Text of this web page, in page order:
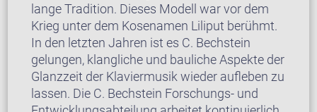
lange Tradition. Dieses Modell war vor dem
Krieg unter dem Kosenamen Liliput berühmt.
In den letzten Jahren ist es C. Bechstein
gelungen, klangliche und bauliche Aspekte der
Glanzzeit der Klaviermusik wieder aufleben zu
lassen. Die C. Bechstein Forschungs- und